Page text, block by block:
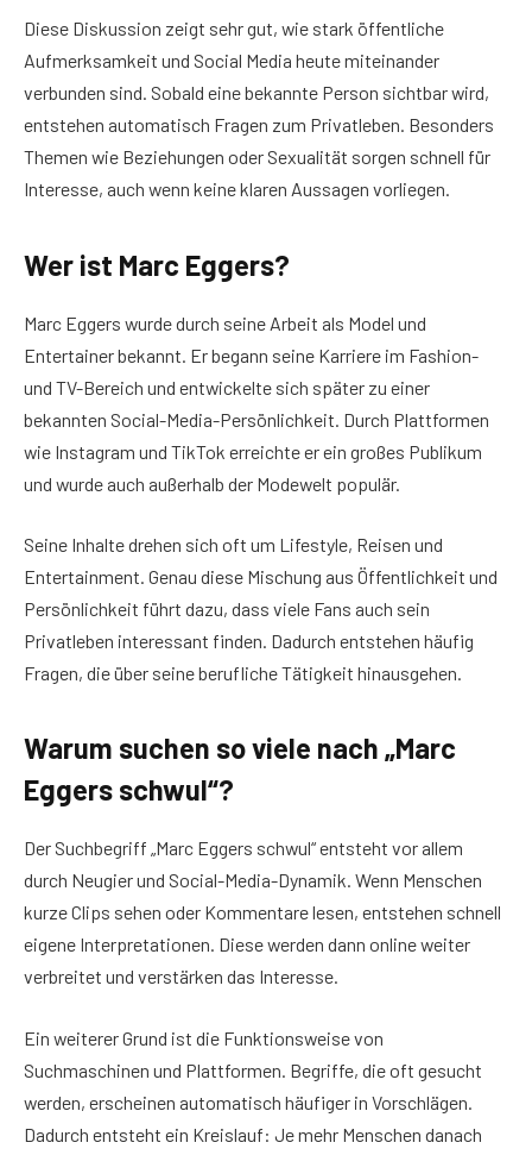
Diese Diskussion zeigt sehr gut, wie stark öffentliche
Aufmerksamkeit und Social Media heute miteinander
verbunden sind. Sobald eine bekannte Person sichtbar wird,
entstehen automatisch Fragen zum Privatleben. Besonders
Themen wie Beziehungen oder Sexualität sorgen schnell für
Interesse, auch wenn keine klaren Aussagen vorliegen.
Wer ist Marc Eggers?
Marc Eggers wurde durch seine Arbeit als Model und
Entertainer bekannt. Er begann seine Karriere im Fashion-
und TV-Bereich und entwickelte sich später zu einer
bekannten Social-Media-Persönlichkeit. Durch Plattformen
wie Instagram und TikTok erreichte er ein großes Publikum
und wurde auch außerhalb der Modewelt populär.
Seine Inhalte drehen sich oft um Lifestyle, Reisen und
Entertainment. Genau diese Mischung aus Öffentlichkeit und
Persönlichkeit führt dazu, dass viele Fans auch sein
Privatleben interessant finden. Dadurch entstehen häufig
Fragen, die über seine berufliche Tätigkeit hinausgehen.
Warum suchen so viele nach „Marc
Eggers schwul“?
Der Suchbegriff „Marc Eggers schwul“ entsteht vor allem
durch Neugier und Social-Media-Dynamik. Wenn Menschen
kurze Clips sehen oder Kommentare lesen, entstehen schnell
eigene Interpretationen. Diese werden dann online weiter
verbreitet und verstärken das Interesse.
Ein weiterer Grund ist die Funktionsweise von
Suchmaschinen und Plattformen. Begriffe, die oft gesucht
werden, erscheinen automatisch häufiger in Vorschlägen.
Dadurch entsteht ein Kreislauf: Je mehr Menschen danach